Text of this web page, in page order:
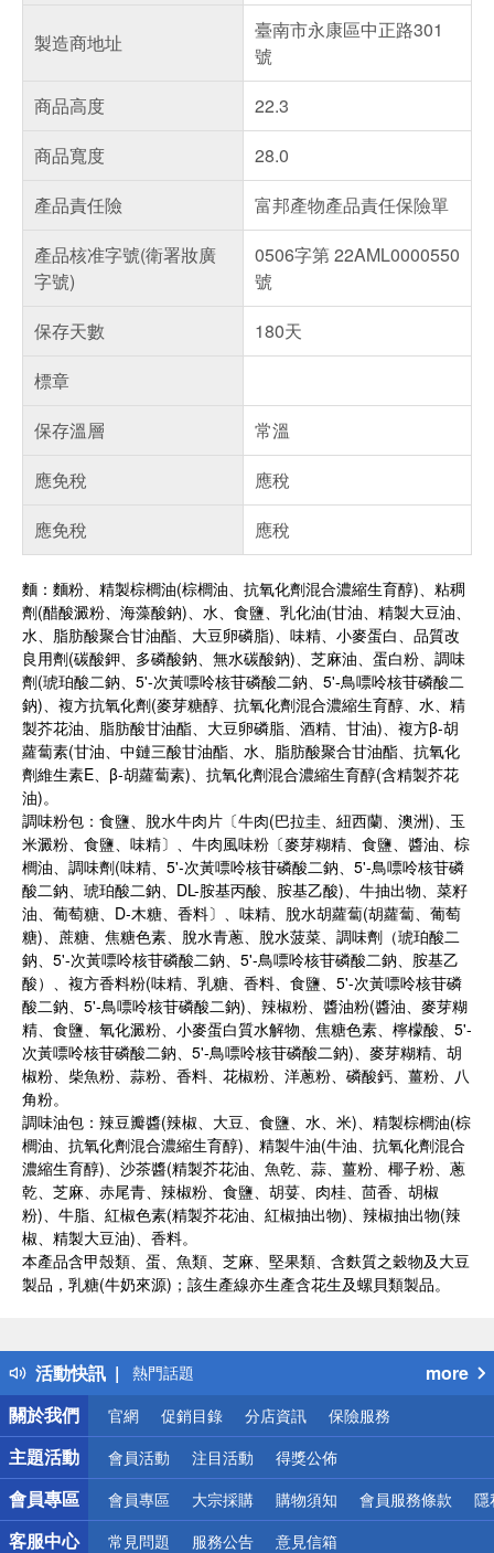
製造商地址
臺南市永康區中正路301
號
商品高度
22.3
商品寬度
28.0
產品責任險
富邦產物產品責任保險單
產品核准字號(衛署妝廣
字號)
0506字第 22AML0000550
號
保存天數
180天
標章
保存溫層
常溫
應免稅
應稅
應免稅
應稅
麵：麵粉、精製棕櫚油(棕櫚油、抗氧化劑混合濃縮生育醇)、粘稠
劑(醋酸澱粉、海藻酸鈉)、水、食鹽、乳化油(甘油、精製大豆油、
水、脂肪酸聚合甘油酯、大豆卵磷脂)、味精、小麥蛋白、品質改
良用劑(碳酸鉀、多磷酸鈉、無水碳酸鈉)、芝麻油、蛋白粉、調味
劑(琥珀酸二鈉、5'-次黃嘌呤核苷磷酸二鈉、5'-鳥嘌呤核苷磷酸二
鈉)、複方抗氧化劑(麥芽糖醇、抗氧化劑混合濃縮生育醇、水、精
製芥花油、脂肪酸甘油酯、大豆卵磷脂、酒精、甘油)、複方β-胡
蘿蔔素(甘油、中鏈三酸甘油酯、水、脂肪酸聚合甘油酯、抗氧化
劑維生素E、β-胡蘿蔔素)、抗氧化劑混合濃縮生育醇(含精製芥花
油)。
調味粉包：食鹽、脫水牛肉片〔牛肉(巴拉圭、紐西蘭、澳洲)、玉
米澱粉、食鹽、味精〕、牛肉風味粉〔麥芽糊精、食鹽、醬油、棕
櫚油、調味劑(味精、5'-次黃嘌呤核苷磷酸二鈉、5'-鳥嘌呤核苷磷
酸二鈉、琥珀酸二鈉、DL-胺基丙酸、胺基乙酸)、牛抽出物、菜籽
油、葡萄糖、D-木糖、香料〕、味精、脫水胡蘿蔔(胡蘿蔔、葡萄
糖)、蔗糖、焦糖色素、脫水青蔥、脫水菠菜、調味劑（琥珀酸二
鈉、5'-次黃嘌呤核苷磷酸二鈉、5'-鳥嘌呤核苷磷酸二鈉、胺基乙
酸）、複方香料粉(味精、乳糖、香料、食鹽、5'-次黃嘌呤核苷磷
酸二鈉、5'-鳥嘌呤核苷磷酸二鈉)、辣椒粉、醬油粉(醬油、麥芽糊
精、食鹽、氧化澱粉、小麥蛋白質水解物、焦糖色素、檸檬酸、5'-
次黃嘌呤核苷磷酸二鈉、5'-鳥嘌呤核苷磷酸二鈉)、麥芽糊精、胡
椒粉、柴魚粉、蒜粉、香料、花椒粉、洋蔥粉、磷酸鈣、薑粉、八
角粉。
調味油包：辣豆瓣醬(辣椒、大豆、食鹽、水、米)、精製棕櫚油(棕
櫚油、抗氧化劑混合濃縮生育醇)、精製牛油(牛油、抗氧化劑混合
濃縮生育醇)、沙茶醬(精製芥花油、魚乾、蒜、薑粉、椰子粉、蔥
乾、芝麻、赤尾青、辣椒粉、食鹽、胡荽、肉桂、茴香、胡椒
粉)、牛脂、紅椒色素(精製芥花油、紅椒抽出物)、辣椒抽出物(辣
椒、精製大豆油)、香料。
本產品含甲殼類、蛋、魚類、芝麻、堅果類、含麩質之穀物及大豆
製品，乳糖(牛奶來源)；該生產線亦生產含花生及螺貝類製品。
活動快訊
得獎公告
熱門話題
銀行優惠
偏遠地區配送
詐騙網頁！請小心！
more
關於我們
官網 促銷目錄 分店資訊 保險服務
主題活動 會員活動 注目活動 得獎公佈
會員專區 會員專區 大宗採購 購物須知 會員服務條款 隱
客服中心 常見問題 服務公告 意見信箱